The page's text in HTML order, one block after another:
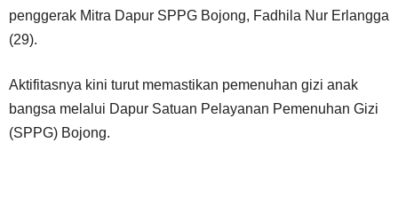
penggerak Mitra Dapur SPPG Bojong, Fadhila Nur Erlangga
(29).
Aktifitasnya kini turut memastikan pemenuhan gizi anak
bangsa melalui Dapur Satuan Pelayanan Pemenuhan Gizi
(SPPG) Bojong.